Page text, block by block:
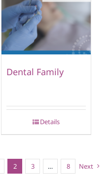
Dental Family
Details
2 3 … 8 Next